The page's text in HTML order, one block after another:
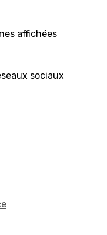
affichées
sociaux